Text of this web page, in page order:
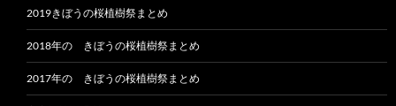
2019きぼうの桜植樹祭まとめ
2018年の きぼうの桜植樹祭まとめ
2017年の きぼうの桜植樹祭まとめ